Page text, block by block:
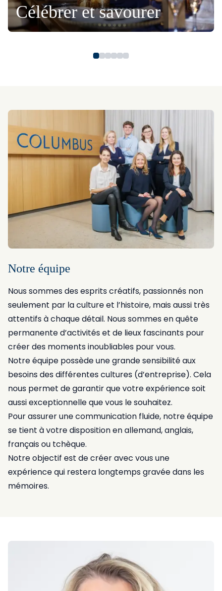
Célébrer et savourer
Notre équipe
Nous sommes des esprits créatifs, passionnés non
seulement par la culture et l’histoire, mais aussi très
attentifs à chaque détail. Nous sommes en quête
permanente d’activités et de lieux fascinants pour
créer des moments inoubliables pour vous.
Notre équipe possède une grande sensibilité aux
besoins des différentes cultures (d’entreprise). Cela
nous permet de garantir que votre expérience soit
aussi exceptionnelle que vous le souhaitez.
Pour assurer une communication fluide, notre équipe
se tient à votre disposition en allemand, anglais,
français ou tchèque.
Notre objectif est de créer avec vous une
expérience qui restera longtemps gravée dans les
mémoires.